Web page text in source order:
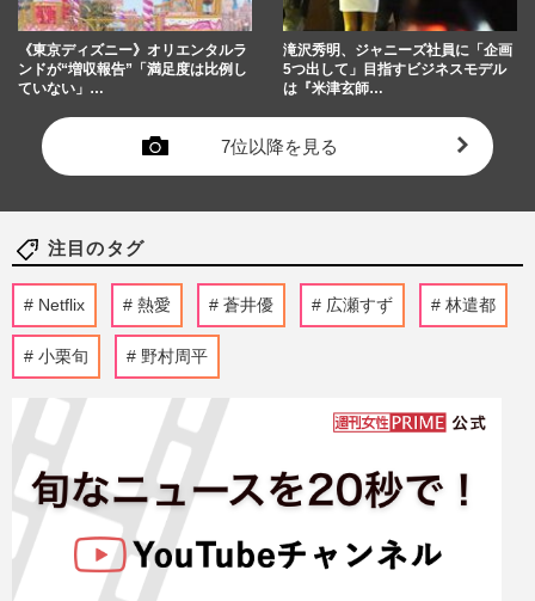
《東京ディズニー》オリエンタルラ
ンドが“増収報告”「満足度は比例し
ていない」…
滝沢秀明、ジャニーズ社員に「企画
5つ出して」目指すビジネスモデル
は『米津玄師…
7位以降を見る
注目のタグ
Netflix 熱愛 蒼井優 広瀬すず 林遣都
小栗旬 野村周平